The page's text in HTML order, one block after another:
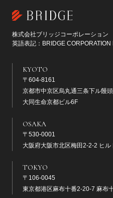
株式会社ブリッジコーポレーション
英語表記：BRIDGE CORPORATION
KYOTO
〒604-8161
京都市中京区烏丸通三条下ル饅
大同生命京都ビル6F
OSAKA
〒530-0001
大阪府大阪市北区梅田2-2-2 ヒ
TOKYO
〒106-0045
東京都港区麻布十番2-20-7 麻布